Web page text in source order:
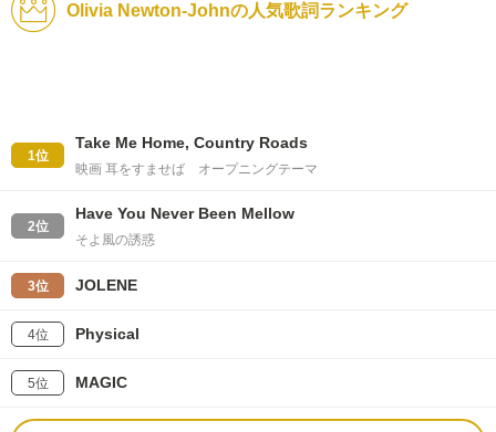
Olivia Newton-Johnの人気歌詞ランキング
1位
Take Me Home, Country Roads
映画 耳をすませば オープニングテーマ
2位
Have You Never Been Mellow
そよ風の誘惑
3位 JOLENE
4位 Physical
5位 MAGIC